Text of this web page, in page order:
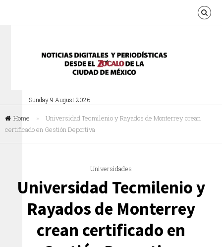
Sunday 9 August 2026
Home »
Universidad Tecmilenio y Rayados de Monterrey crean
certificado en Gestión Deportiva
Universidades
Universidad Tecmilenio y
Rayados de Monterrey
crean certificado en